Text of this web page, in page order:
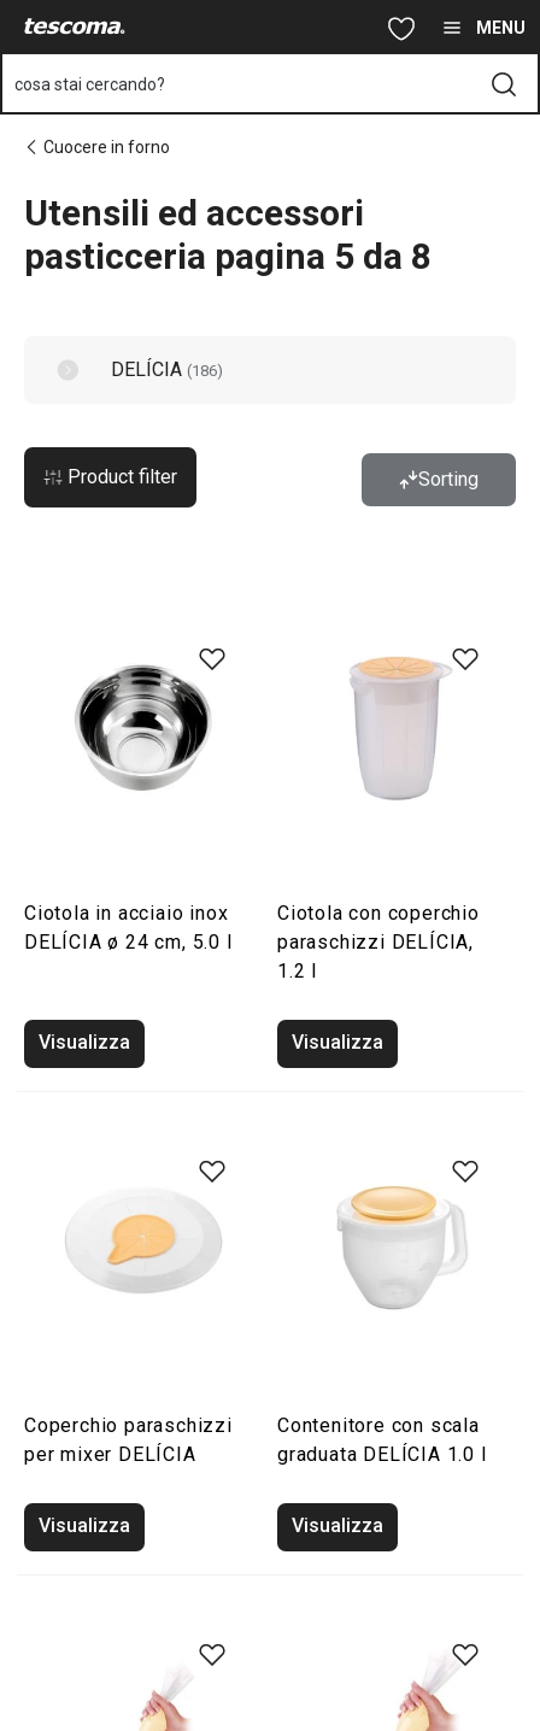
Vai al contenuto principale MENU
cosa stai cercando?
Cuocere in forno
Utensili ed accessori
pasticceria pagina 5 da 8
DELÍCIA (186)
Product filter Sorting
Ciotola in acciaio inox
DELÍCIA ø 24 cm, 5.0 l
Visualizza
Ciotola con coperchio
paraschizzi DELÍCIA,
1.2 l
Visualizza
Coperchio paraschizzi
per mixer DELÍCIA
Visualizza
Contenitore con scala
graduata DELÍCIA 1.0 l
Visualizza